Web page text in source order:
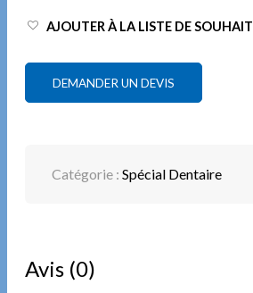
AJOUTER À LA LISTE DE
DEMANDER UN DEVIS
Catégorie :Spécial Dentaire
Avis (0)